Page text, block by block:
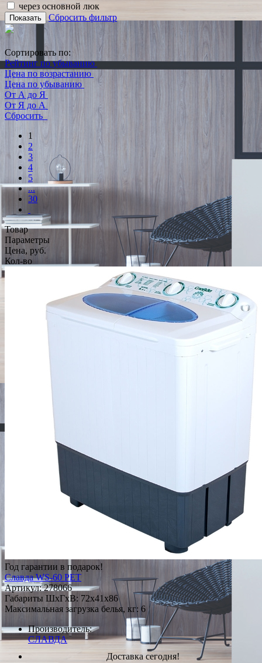
через основной люк
Показать Сбросить фильтр
Сортировать по:
Рейтинг по убыванию
Цена по возрастанию
Цена по убыванию
От А до Я
От Я до А
Сбросить
1
2
3
4
5
...
30
Товар
Параметры
Цена, руб.
Кол-во
Год гарантии в подарок!
Славда WS-60 PET
Артикул:278066
Габариты ШxГxВ: 72x41x86
Максимальная загрузка белья, кг: 6
Производитель:
СЛАВДА
Доставка сегодня!